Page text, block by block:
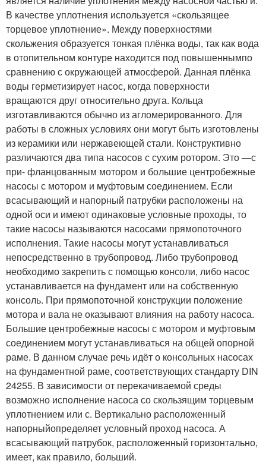
В качестве уплотнения используется «скользящее
торцевое уплотнение». Между поверхностями
скольжения образуется тонкая плёнка воды, так как вода
в отопительном контуре находится под повышеннымпо
сравнению с окружающей атмосферой. Данная плёнка
воды герметизирует насос, когда поверхности
вращаются друг относительно друга. Кольца
изготавливаются обычно из агломерированного. Для
работы в сложных условиях они могут быть изготовлены
из керамики или нержавеющей стали. Конструктивно
различаются два типа насосов с сухим ротором. Это —с
при- фланцованным мотором и большие центробежные
насосы с мотором и муфтовым соединением. Если
всасывающий и напорный патрубки расположены на
одной оси и имеют одинаковые условные проходы, то
такие насосы называются насосами прямопоточного
исполнения. Такие насосы могут устанавливаться
непосредственно в трубопровод. Либо трубопровод
необходимо закрепить с помощью консоли, либо насос
устанавливается на фундамент или на собственную
консоль. При прямопоточной конструкции положение
мотора и вала не оказывают влияния на работу насоса.
Большие центробежные насосы с мотором и муфтовым
соединением могут устанавливаться на общей опорной
раме. В данном случае речь идёт о консольных насосах
на фундаментной раме, соответствующих стандарту DIN
24255. В зависимости от перекачиваемой среды
возможно исполнение насоса со скользящим торцевым
уплотнением или с. Вертикально расположенный
напорныйопределяет условный проход насоса. А
всасывающий патрубок, расположенный горизонтально,
имеет, как правило, больший.